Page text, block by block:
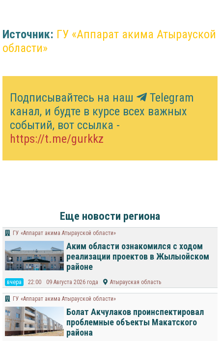
Источник: ГУ «Аппарат акима Атырауской
области»
Подписывайтесь на наш
Telegram
канал, и будте в курсе всех важных
событий, вот ссылка -
https://t.me/gurkkz
Еще новости региона
ГУ «Аппарат акима Атырауской области»
Аким области ознакомился с ходом
реализации проектов в Жылыойском
районе
вчера 22:00 09 Августа 2026 года Атырауская область
ГУ «Аппарат акима Атырауской области»
Болат Акчулаков проинспектировал
проблемные объекты Макатского
района